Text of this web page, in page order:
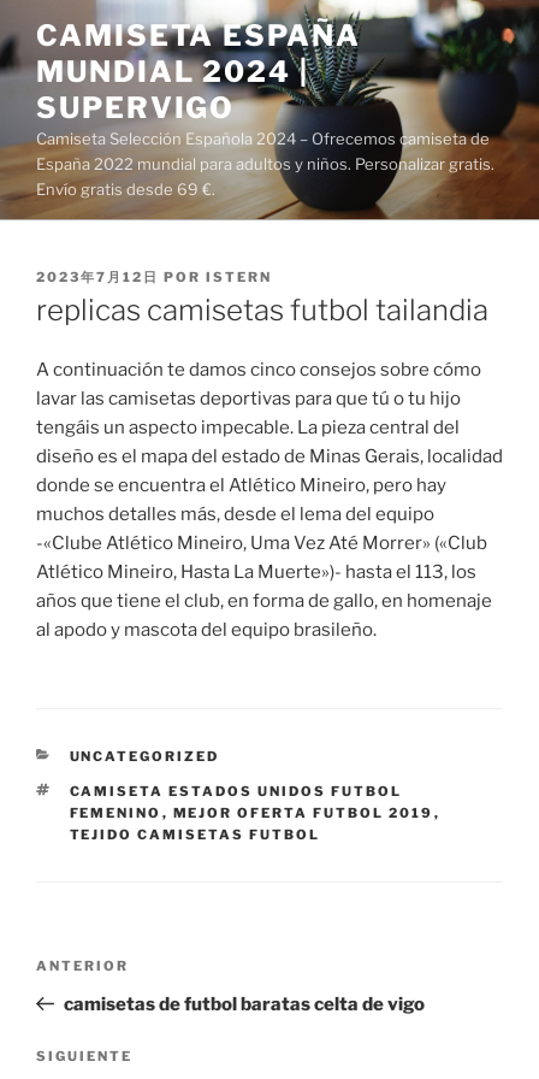
al
contenido
CAMISETA ESPAÑA
MUNDIAL 2024 |
SUPERVIGO
Camiseta Selección Española 2024 – Ofrecemos camiseta de
España 2022 mundial para adultos y niños. Personalizar gratis.
Envío gratis desde 69 €.
PUBLICADO
2023年7月12日 POR ISTERN
replicas camisetas futbol tailandia
A continuación te damos cinco consejos sobre cómo
lavar las camisetas deportivas para que tú o tu hijo
tengáis un aspecto impecable. La pieza central del
diseño es el mapa del estado de Minas Gerais, localidad
donde se encuentra el Atlético Mineiro, pero hay
muchos detalles más, desde el lema del equipo
-«Clube Atlético Mineiro, Uma Vez Até Morrer» («Club
Atlético Mineiro, Hasta La Muerte»)- hasta el 113, los
años que tiene el club, en forma de gallo, en homenaje
al apodo y mascota del equipo brasileño.
CATEGORÍAS
UNCATEGORIZED
ETIQUETAS
CAMISETA ESTADOS UNIDOS FUTBOL
FEMENINO , MEJOR OFERTA FUTBOL 2019 ,
TEJIDO CAMISETAS FUTBOL
entradas
Entrada
anterior:
ANTERIOR
camisetas de futbol baratas celta de vigo
Siguiente
SIGUIENTE